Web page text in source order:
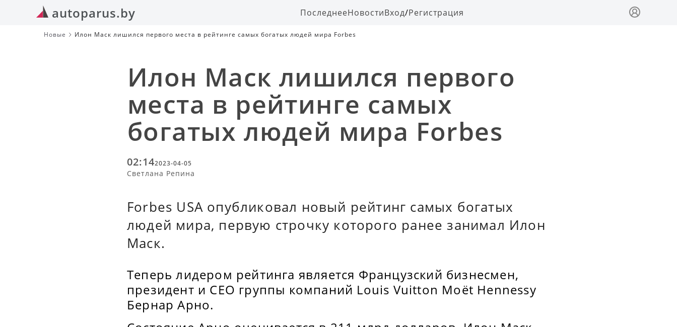
autoparus.by ПоследнееНовостиВход/Регистрация
Новые Илон Маск лишился первого места в рейтинге самых богатых людей мира Forbes
Илон Маск лишился первого
места в рейтинге самых
богатых людей мира Forbes
02:142023-04-05
Светлана Репина
Forbes USA опубликовал новый рейтинг самых богатых
людей мира, первую строчку которого ранее занимал Илон
Маск.
Теперь лидером рейтинга является Французский бизнесмен,
президент и CEO группы компаний Louis Vuitton Moët Hennessy
Бернар Арно.